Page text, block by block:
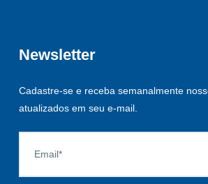
Newsletter
Cadastre-se e receba semanalmente
atualizados em seu e-mail.